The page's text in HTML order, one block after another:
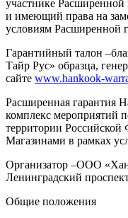
участнике Расширенной
и имеющий права на
условиям Расширенной
Гарантийный талон
Тайр Рус» образца,
сайте www.hankook-
Расширенная гарантия
комплекс мероприятий
территории Российской
Магазинами в рамках
Организатор –ООО
Ленинградский
Общие положения